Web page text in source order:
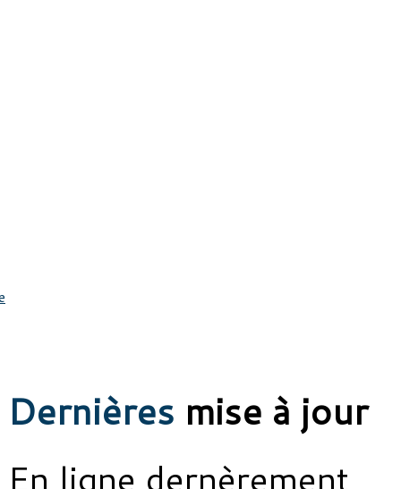
Dernières mise à jour
En ligne dernèrement